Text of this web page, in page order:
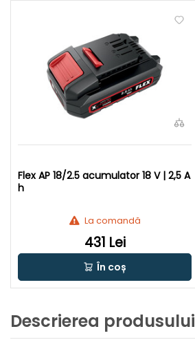
Flex AP 18/2.5 acumulator 18 V | 2,5 A
h
La comandă
431 Lei
În coș
Descrierea produsului